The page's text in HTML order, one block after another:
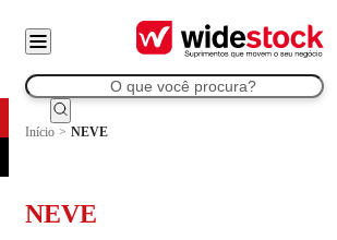
Início > NEVE
NEVE